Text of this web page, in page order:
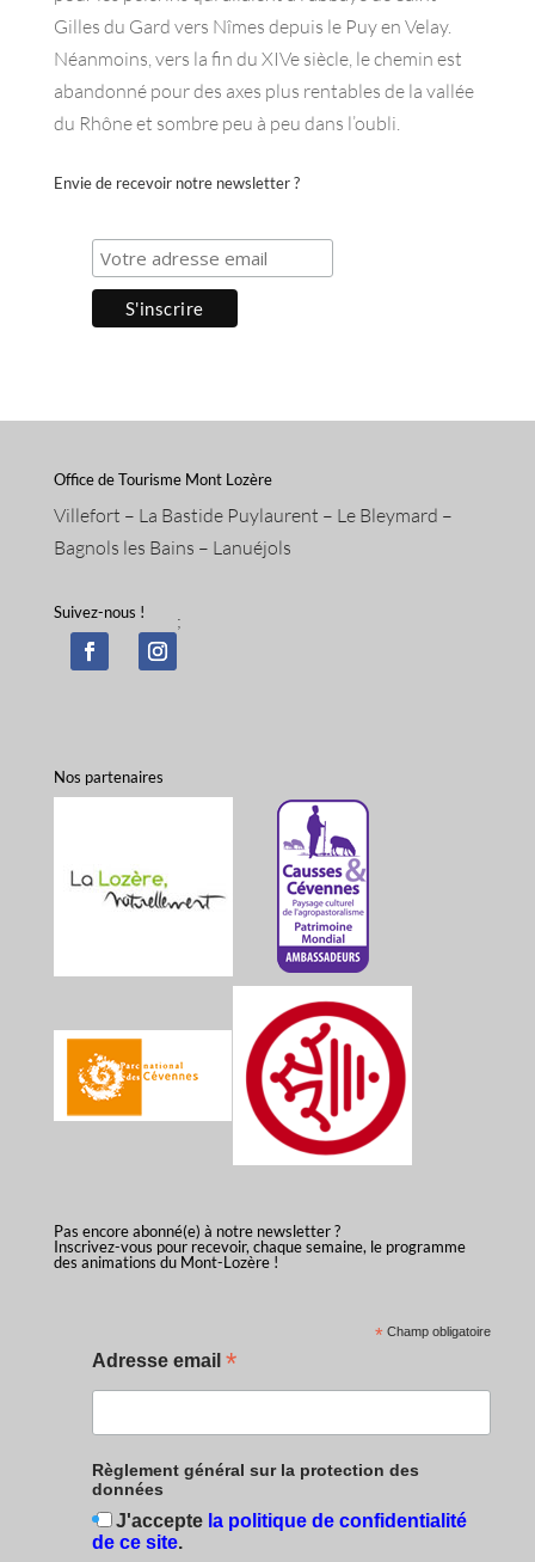
Gilles du Gard vers Nîmes depuis le Puy en Velay.
Néanmoins, vers la fin du XIVe siècle, le chemin est
abandonné pour des axes plus rentables de la vallée
du Rhône et sombre peu à peu dans l’oubli.
Envie de recevoir notre newsletter ?
Office de Tourisme Mont Lozère
Villefort – La Bastide Puylaurent – Le Bleymard –
Bagnols les Bains – Lanuéjols
Suivez-nous ! ;
Nos partenaires
Pas encore abonné(e) à notre newsletter ?
Inscrivez-vous pour recevoir, chaque semaine, le programme
des animations du Mont-Lozère !
*Champ obligatoire
Adresse email *
Règlement général sur la protection des
données
J'accepte la politique de confidentialité
de ce site.